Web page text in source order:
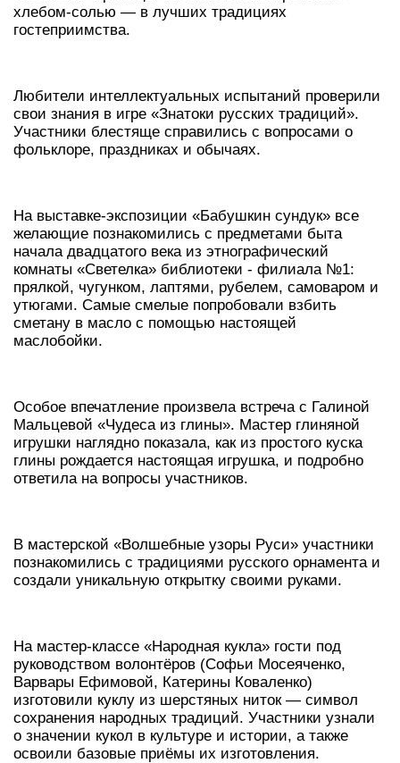
хлебом‑солью — в лучших традициях
гостеприимства.
Любители интеллектуальных испытаний проверили
свои знания в игре «Знатоки русских традиций».
Участники блестяще справились с вопросами о
фольклоре, праздниках и обычаях.
На выставке‑экспозиции «Бабушкин сундук» все
желающие познакомились с предметами быта
начала двадцатого века из этнографический
комнаты «Светелка» библиотеки - филиала №1:
прялкой, чугунком, лаптями, рубелем, самоваром и
утюгами. Самые смелые попробовали взбить
сметану в масло с помощью настоящей
маслобойки.
Особое впечатление произвела встреча с Галиной
Мальцевой «Чудеса из глины». Мастер глиняной
игрушки наглядно показала, как из простого куска
глины рождается настоящая игрушка, и подробно
ответила на вопросы участников.
В мастерской «Волшебные узоры Руси» участники
познакомились с традициями русского орнамента и
создали уникальную открытку своими руками.
На мастер‑классе «Народная кукла» гости под
руководством волонтёров (Софьи Мосеяченко,
Варвары Ефимовой, Катерины Коваленко)
изготовили куклу из шерстяных ниток — символ
сохранения народных традиций. Участники узнали
о значении кукол в культуре и истории, а также
освоили базовые приёмы их изготовления.